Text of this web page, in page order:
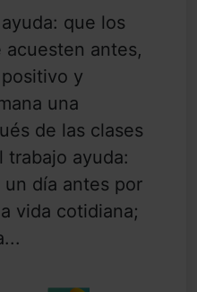
que los
antes,
y
una
de las clases
ayuda:
día antes por
vida cotidiana;